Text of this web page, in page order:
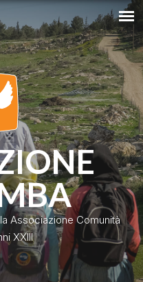
Associazione Comunità
XXIII